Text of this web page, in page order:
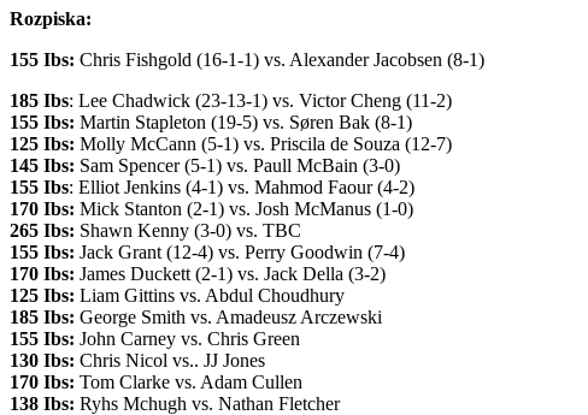
Rozpiska:
155 Ibs: Chris Fishgold (16-1-1) vs. Alexander Jacobsen (8-1)
185 Ibs: Lee Chadwick (23-13-1) vs. Victor Cheng (11-2)
155 Ibs: Martin Stapleton (19-5) vs. Søren Bak (8-1)
125 Ibs: Molly McCann (5-1) vs. Priscila de Souza (12-7)
145 Ibs: Sam Spencer (5-1) vs. Paull McBain (3-0)
155 Ibs: Elliot Jenkins (4-1) vs. Mahmod Faour (4-2)
170 Ibs: Mick Stanton (2-1) vs. Josh McManus (1-0)
265 Ibs: Shawn Kenny (3-0) vs. TBC
155 Ibs: Jack Grant (12-4) vs. Perry Goodwin (7-4)
170 Ibs: James Duckett (2-1) vs. Jack Della (3-2)
125 Ibs: Liam Gittins vs. Abdul Choudhury
185 Ibs: George Smith vs. Amadeusz Arczewski
155 Ibs: John Carney vs. Chris Green
130 Ibs: Chris Nicol vs.. JJ Jones
170 Ibs: Tom Clarke vs. Adam Cullen
138 Ibs: Ryhs Mchugh vs. Nathan Fletcher